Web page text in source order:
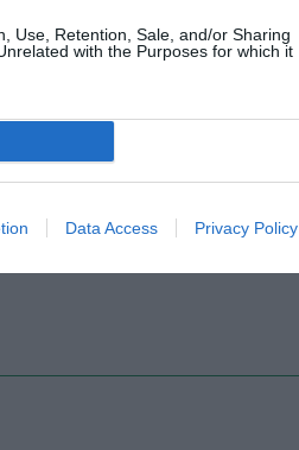
Use, Retention, Sale, and/or Sharing
with the Purposes for which it
Data Access Privacy Policy
giocare